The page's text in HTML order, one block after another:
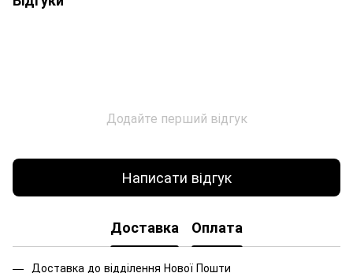
Додайте перший відгук
Написати відгук
Доставка Оплата
Доставка до відділення Нової Пошти